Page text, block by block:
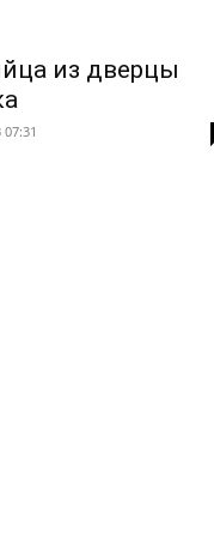
из дверцы